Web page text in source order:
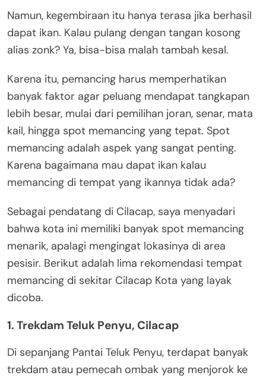
Namun, kegembiraan itu hanya terasa jika berhasil
dapat ikan. Kalau pulang dengan tangan kosong
alias zonk? Ya, bisa-bisa malah tambah kesal.
Karena itu, pemancing harus memperhatikan
banyak faktor agar peluang mendapat tangkapan
lebih besar, mulai dari pemilihan joran, senar, mata
kail, hingga spot memancing yang tepat. Spot
memancing adalah aspek yang sangat penting.
Karena bagaimana mau dapat ikan kalau
memancing di tempat yang ikannya tidak ada?
Sebagai pendatang di Cilacap, saya menyadari
bahwa kota ini memiliki banyak spot memancing
menarik, apalagi mengingat lokasinya di area
pesisir. Berikut adalah lima rekomendasi tempat
memancing di sekitar Cilacap Kota yang layak
dicoba.
1. Trekdam Teluk Penyu, Cilacap
Di sepanjang Pantai Teluk Penyu, terdapat banyak
trekdam atau pemecah ombak yang menjorok ke